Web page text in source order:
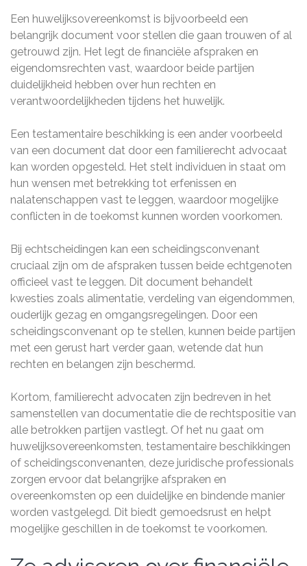
Een huwelijksovereenkomst is bijvoorbeeld een
belangrijk document voor stellen die gaan trouwen of al
getrouwd zijn. Het legt de financiële afspraken en
eigendomsrechten vast, waardoor beide partijen
duidelijkheid hebben over hun rechten en
verantwoordelijkheden tijdens het huwelijk.
Een testamentaire beschikking is een ander voorbeeld
van een document dat door een familierecht advocaat
kan worden opgesteld. Het stelt individuen in staat om
hun wensen met betrekking tot erfenissen en
nalatenschappen vast te leggen, waardoor mogelijke
conflicten in de toekomst kunnen worden voorkomen.
Bij echtscheidingen kan een scheidingsconvenant
cruciaal zijn om de afspraken tussen beide echtgenoten
officieel vast te leggen. Dit document behandelt
kwesties zoals alimentatie, verdeling van eigendommen,
ouderlijk gezag en omgangsregelingen. Door een
scheidingsconvenant op te stellen, kunnen beide partijen
met een gerust hart verder gaan, wetende dat hun
rechten en belangen zijn beschermd.
Kortom, familierecht advocaten zijn bedreven in het
samenstellen van documentatie die de rechtspositie van
alle betrokken partijen vastlegt. Of het nu gaat om
huwelijksovereenkomsten, testamentaire beschikkingen
of scheidingsconvenanten, deze juridische professionals
zorgen ervoor dat belangrijke afspraken en
overeenkomsten op een duidelijke en bindende manier
worden vastgelegd. Dit biedt gemoedsrust en helpt
mogelijke geschillen in de toekomst te voorkomen.